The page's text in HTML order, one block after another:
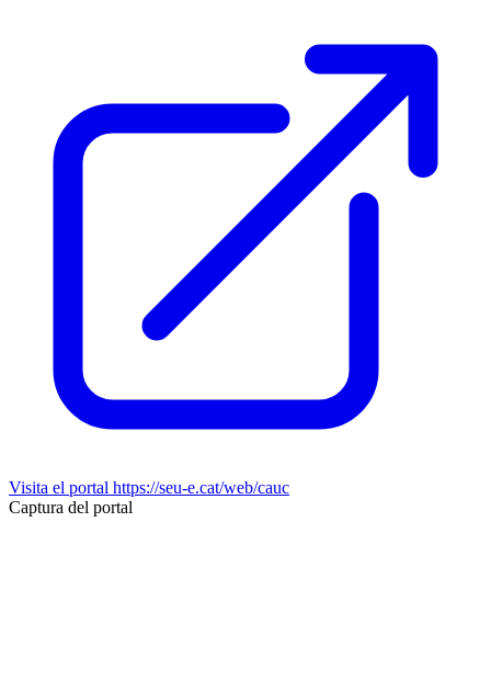
Visita el portal https://seu-e.cat/web/cauc
Captura del portal